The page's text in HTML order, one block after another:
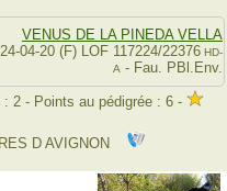
VENUS DE LA PINEDA VELLA
04-20 (F) LOF 117224/22376 HD-
A - Fau. PBl.Env.
2 - Points au pédigrée : 6 -
D AVIGNON